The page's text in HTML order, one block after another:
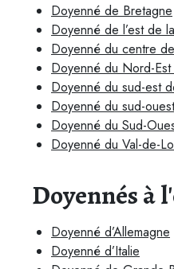
Doyenné de Bretagne
Doyenné de l’est de
Doyenné du centre
Doyenné du Nord-Est
Doyenné du sud-est
Doyenné du sud-
Doyenné du Sud-
Doyenné du Val-de-
Doyennés à
Doyenné d’Allemagne
Doyenné d’Italie